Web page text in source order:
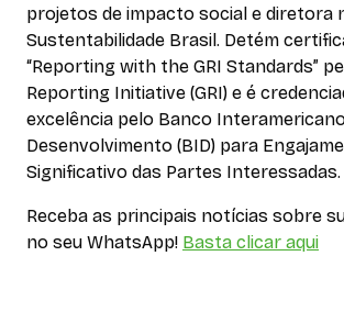
projetos de impacto social e diretora
Sustentabilidade Brasil. Detém
“Reporting with the GRI Standards”
Reporting Initiative (GRI) e é
excelência pelo Banco
Desenvolvimento (BID) para
Significativo das Partes Interessadas.
Receba as principais notícias sobre
no seu WhatsApp! Basta clicar aqui